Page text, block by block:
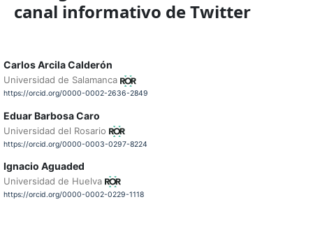
canal informativo de Twitter
Carlos Arcila Calderón
Universidad de Salamanca
https://orcid.org/0000-0002-2636-2849
Eduar Barbosa Caro
Universidad del Rosario
https://orcid.org/0000-0003-0297-8224
Ignacio Aguaded
Universidad de Huelva
https://orcid.org/0000-0002-0229-1118